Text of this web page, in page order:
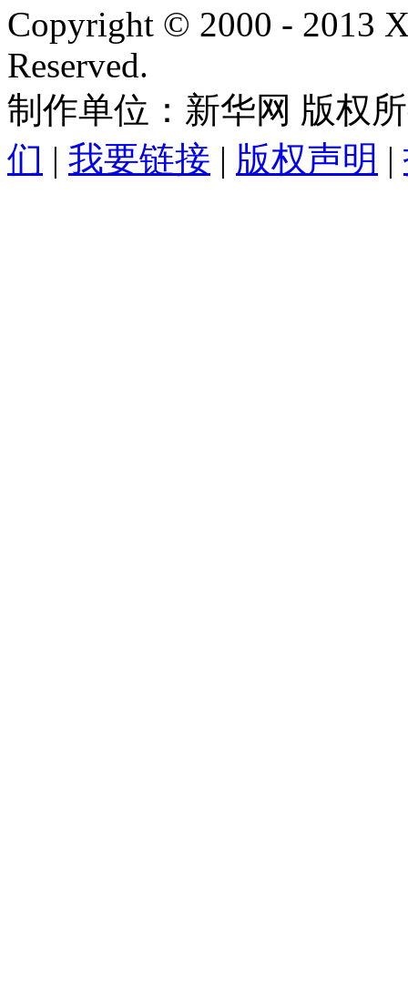
Copyright © 2000 - 2013
Reserved.
制作单位：新华网 版权
们 | 我要链接 | 版权声明 |